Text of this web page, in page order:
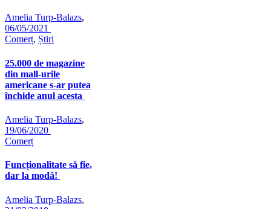
Amelia Turp-Balazs,
06/05/2021
Comerț, Știri
25.000 de magazine
din mall-urile
americane s-ar putea
închide anul acesta
Amelia Turp-Balazs,
19/06/2020
Comerț
Funcționalitate să fie,
dar la modă!
Amelia Turp-Balazs,